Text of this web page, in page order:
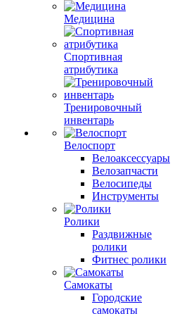
Медицина
Спортивная
атрибутика
Тренировочный
инвентарь
Велоспорт
Велоаксессуары
Велозапчасти
Велосипеды
Инструменты
Ролики
Раздвижные
ролики
Фитнес ролики
Самокаты
Городские
самокаты